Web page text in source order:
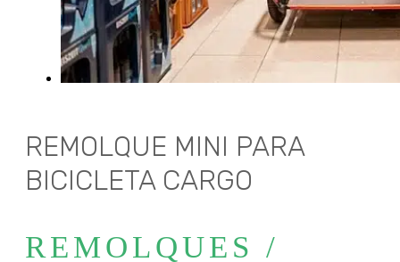
REMOLQUE MINI PARA
BICICLETA CARGO
REMOLQUES /